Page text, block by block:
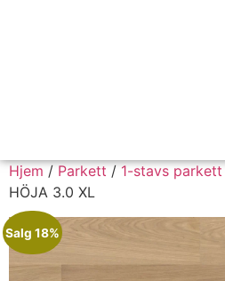
Hjem/Parkett/1-stavs parkett
HÖJA 3.0 XL
Salg 18%